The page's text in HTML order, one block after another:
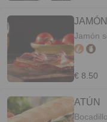
Jamón
€ 8.50
ATÚN